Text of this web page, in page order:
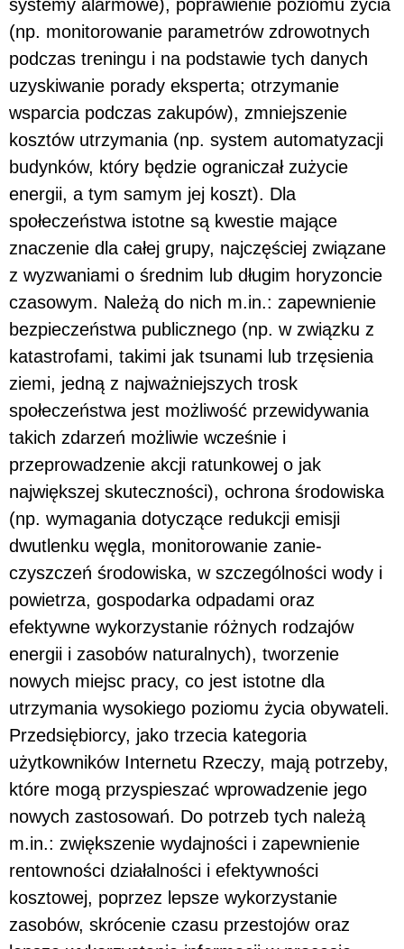
systemy alarmowe), poprawienie poziomu życia
(np. mo­nitorowanie parametrów zdrowotnych
podczas treningu i na podstawie tych danych
uzyskiwanie porady eksperta; otrzymanie
wsparcia podczas zakupów), zmniejszenie
kosztów utrzymania (np. system automatyzacji
budynków, który będzie ograniczał zużycie
energii, a tym samym jej koszt). Dla
społeczeństwa istotne są kwestie mające
znaczenie dla całej grupy, najczęściej zwią­zane
z wyzwaniami o średnim lub długim horyzoncie
czasowym. Należą do nich m.in.: zapewnie­nie
bezpieczeństwa publicznego (np. w związku z
katastrofami, takimi jak tsunami lub trzęsienia
ziemi, jedną z najważniejszych trosk
społeczeństwa jest możliwość przewidywania
takich zdarzeń możliwie wcześnie i
przeprowadzenie akcji ratunkowej o jak
największej skuteczności), ochrona środowiska
(np. wymagania dotyczące redukcji emisji
dwutlenku węgla, monitorowanie zanie­
czyszczeń środowiska, w szczególności wody i
powietrza, gospodarka odpadami oraz
efektywne wykorzystanie różnych rodzajów
energii i zasobów naturalnych), tworzenie
nowych miejsc pracy, co jest istotne dla
utrzymania wysokiego poziomu życia obywateli.
Przedsiębiorcy, jako trzecia kategoria
użytkowników Internetu Rzeczy, mają potrzeby,
które mogą przyspieszać wprowadzenie jego
nowych zastosowań. Do potrzeb tych należą
m.in.: zwiększenie wydajności i zapewnienie
rentowności działalności i efektywności
kosztowej, poprzez lepsze wykorzystanie
zasobów, skró­cenie czasu przestojów oraz